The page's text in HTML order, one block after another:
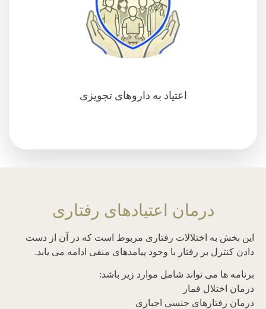
اعتیاد به داروهای تجویزی
درمان اعتیادهای رفتاری
این بخش به اختلالات رفتاری مربوط است که در آن از دست
دادن کنترل بر رفتار با وجود پیامدهای منفی ادامه می یابد.
برنامه ها می تواند شامل موارد زیر باشد:
درمان اختلال قمار
درمان رفتارهای جنسی اجباری